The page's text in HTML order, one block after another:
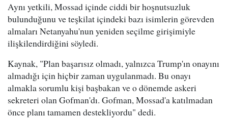
Aynı yetkili, Mossad içinde ciddi bir hoşnutsuzluk
bulunduğunu ve teşkilat içindeki bazı isimlerin görevden
almaları Netanyahu'nun yeniden seçilme girişimiyle
ilişkilendirdiğini söyledi.
Kaynak, "Plan başarısız olmadı, yalnızca Trump'ın onayını
almadığı için hiçbir zaman uygulanmadı. Bu onayı
almakla sorumlu kişi başbakan ve o dönemde askeri
sekreteri olan Gofman'dı. Gofman, Mossad'a katılmadan
önce planı tamamen destekliyordu" dedi.